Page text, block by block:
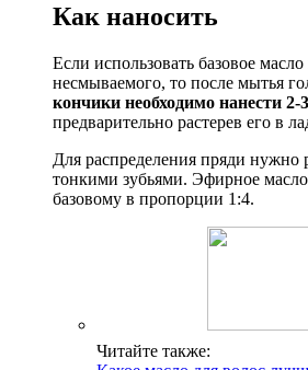
Как наносить
Если использовать базовое масло
несмываемого, то после мытья
кончики необходимо нанести 2-
предварительно растерев его в
Для распределения пряди нужно
тонкими зубьями. Эфирное масло
базовому в пропорции 1:4.
Читайте также: